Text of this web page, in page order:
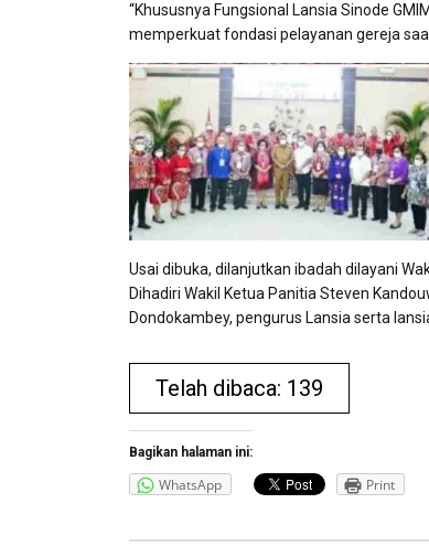
“Khususnya Fungsional Lansia Sinode
memperkuat fondasi pelayanan gereja saat
Usai dibuka, dilanjutkan ibadah dilayani
Dihadiri Wakil Ketua Panitia Steven
Dondokambey, pengurus Lansia serta
Telah dibaca: 139
Bagikan halaman ini:
WhatsApp Print